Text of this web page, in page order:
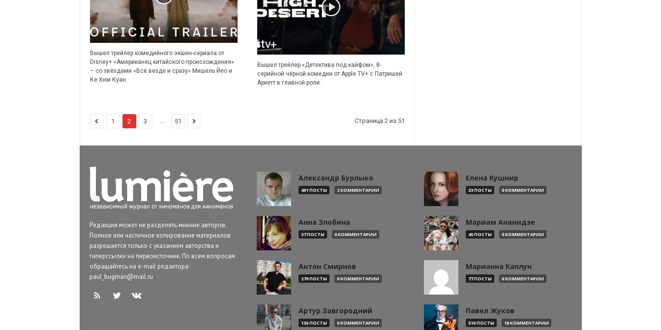
Вышел трейлер комедийного экшен-сериала от
Disney+ «Американец китайского происхождения»
– со звёздами «Всё везде и сразу» Мишель Йео и
Ке Хюи Куан.
Вышел трейлер «Детектива под кайфом», 8-
серийной чёрной комедии от Apple TV+ с Патришей
Аркетт в главной роли.
1 2 3 ... 51 Страница 2 из 51
Редакция может не разделять мнение авторов.
Полное или частичное копирование материалов
разрешается только с указанием авторства и
гиперссылки на первоисточник. По всем вопросам
обращайтесь на e-mail редактора:
paul_bugman@mail.ru
Александр Бурлыко
491 ПОСТЫ 2 КОММЕНТАРИИ
Анна Злобина
37 ПОСТЫ 0 КОММЕНТАРИИ
Антон Смирнов
279 ПОСТЫ 0 КОММЕНТАРИИ
Артур Завгородний
136 ПОСТЫ 0 КОММЕНТАРИИ
Елена Кушнир
33 ПОСТЫ 0 КОММЕНТАРИИ
Мариам Ананидзе
45 ПОСТЫ 0 КОММЕНТАРИИ
Марианна Каплун
77 ПОСТЫ 0 КОММЕНТАРИИ
Павел Жуков
510 ПОСТЫ 18 КОММЕНТАРИИ